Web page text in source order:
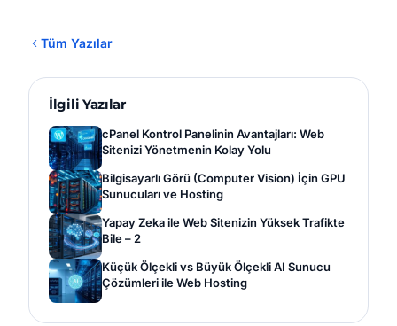
Tüm Yazılar
İlgili Yazılar
cPanel Kontrol Panelinin Avantajları: Web
Sitenizi Yönetmenin Kolay Yolu
Bilgisayarlı Görü (Computer Vision) İçin GPU
Sunucuları ve Hosting
Yapay Zeka ile Web Sitenizin Yüksek Trafikte
Bile – 2
Küçük Ölçekli vs Büyük Ölçekli AI Sunucu
Çözümleri ile Web Hosting